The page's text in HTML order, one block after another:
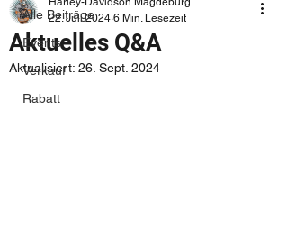
Alle Beiträge
Events
Verkauf
Rabatt
Aktuelles Q&A
22. Juli 2024 6 Min. Lesezeit
Aktualisiert: 26. Sept. 2024